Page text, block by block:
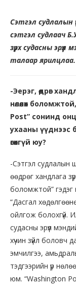
Сэтгэл судлалын
сэтгэл судлаач
зүрх судасны
талаар ярилцлаа.
-Эерэг, өөдрөг
нөлөөлөх
Post” сонинд
ухааны үүднээс
өгөхгүй юу?
-Сэтгэл судлалын
өөдрөг хандлага
боломжтой” гэдэг
“Дасгал
ойлгож болохгүй.
судасны эрүүл
хүчин зүйл боловч
эмчилгээ,
тэдгээрийн үр
юм. “Washington